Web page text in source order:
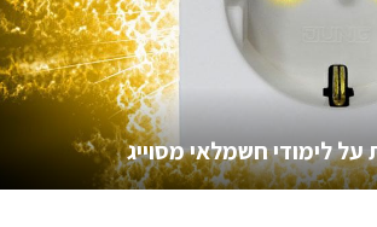
לימודי חשמלאי מסוייג